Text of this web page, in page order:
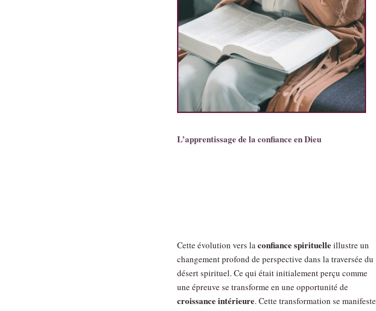
L’apprentissage de la confiance en Dieu
Cette évolution vers laconfiance spirituelle illustre un
changement profond de perspective dans la traversée du
désert spirituel. Ce qui était initialement perçu comme
une épreuve se transforme en une opportunité de
croissance intérieure. Cette transformation se manifeste